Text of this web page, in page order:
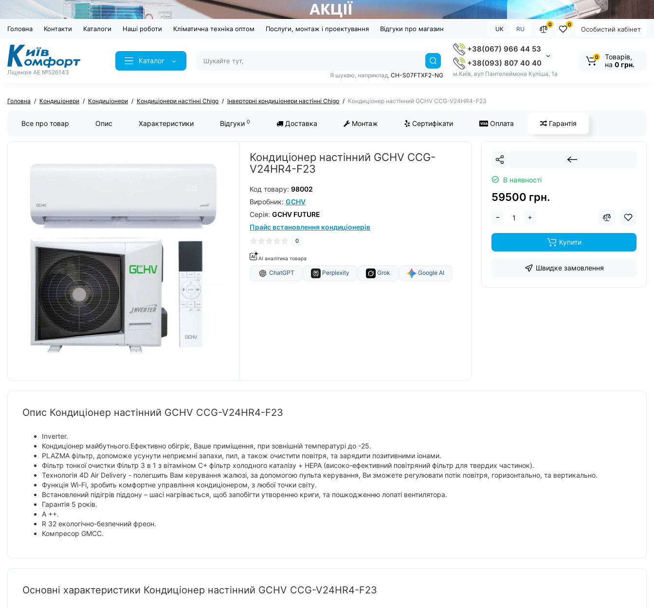
Головна Контакти Каталоги Наші роботи Кліматична техніка оптом Послуги, монтаж і проектування Відгуки про магазин Особистий кабінет
0
0
UK RU
Ліцензія AE №526143
Каталог
+38(067) 966 44 53
+38(093) 807 40 40
м.Київ, вул Пантелеймона Куліша, 1а
Я шукаю, наприклад, CH-S07FTXF2-NG
0
Товарів,
на 0 грн.
Головна Кондиціонери Кондиціонери Кондиціонери настінні Chigo Інверторні кондиціонери настінні Chigo Кондиціонер настінний GCHV CCG-V24HR4-F23
Все про товар Опис Характеристики Відгуки 0 Доставка Монтаж Сертифікати Оплата Гарантія
Кондиціонер настінний GCHV CCG-
V24HR4-F23
Код товару: 98002
Виробник: GCHV
Серiя: GCHV FUTURE
Прайс встановлення кондиціонерів
0
AI аналітика товара
ChatGPT Perplexity Grok Google AI
В наявності
59500 грн.
Купити
Швидке замовлення
Опис Кондиціонер настінний GCHV CCG-V24HR4-F23
Inverter.
Кондиціонер майбутнього.Ефективно обігріє, Ваше приміщення, при зовнішній температурі до -25.
PLAZMA фільтр, допоможе усунути неприємні запахи, пил, а також очистити повітря, та зарядити позитивними іонами.
Фільтр тонкої очистки Фільтр 3 в 1 з вітаміном С+ фільтр холодного каталізу + HEPA (високо-ефективний повітряний фільтр для твердих частинок).
Технологія 4D Air Delivery - полегшить Вам керування жалюзі, за допомогою пульта керування, Ви зможете регулювати потік повітря, горизонтально, та вертикально.
Функція Wi-Fi, зробить комфортне управління кондиціонером, з любої точки світу.
Встановлений підігрів піддону – шасі нагрівається, щоб запобігти утворенню криги, та пошкодженню лопаті вентилятора.
Гарантія 5 років.
А ++.
R 32 екологічно-безпечний фреон.
Компресор GMCC.
Основні характеристики Кондиціонер настінний GCHV CCG-V24HR4-F23